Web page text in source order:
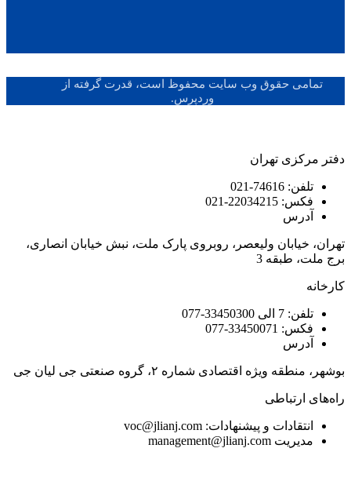
تمامی حقوق وب سایت محفوظ است، قدرت گرفته از
وردپرس.
دفتر مرکزی تهران
تلفن: 74616-021
فکس: 22034215-021
آدرس
تهران، خیابان ولیعصر، روبروی پارک ملت، نبش خیابان انصاری،
برج ملت، طبقه 3
کارخانه
تلفن: 7 الی 33450300-077
فکس: 33450071-077
آدرس
بوشهر، منطقه ویژه اقتصادی شماره ۲، گروه صنعتی جی لیان جی
راه‌های ارتباطی
انتقادات و پیشنهادات: voc@jlianj.com
مدیریت management@jlianj.com